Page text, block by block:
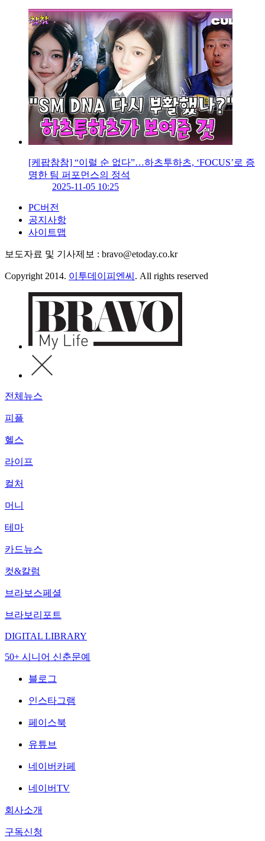
[케팝참참] “이럴 순 없다”…하츠투하츠, ‘FOCUS’로 증
명한 팀 퍼포먼스의 정석
2025-11-05 10:25
PC버전
공지사항
사이트맵
보도자료 및 기사제보 : bravo@etoday.co.kr
Copyright 2014. 이투데이피엔씨 . All rights reserved
전체뉴스
피플
헬스
라이프
컬처
머니
테마
카드뉴스
컷&칼럼
브라보스페셜
브라보리포트
DIGITAL LIBRARY
50+ 시니어 신춘문예
블로그
인스타그램
페이스북
유튜브
네이버카페
네이버TV
회사소개
구독신청